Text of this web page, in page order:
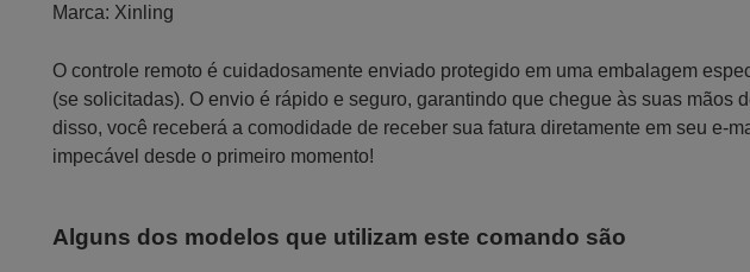
Marca: Xinling
O controle remoto é cuidadosamente enviado protegido em uma embalagem
(se solicitadas). O envio é rápido e seguro, garantindo que chegue às suas mãos
disso, você receberá a comodidade de receber sua fatura diretamente em seu e-
impecável desde o primeiro momento!
Alguns dos modelos que utilizam este comando são